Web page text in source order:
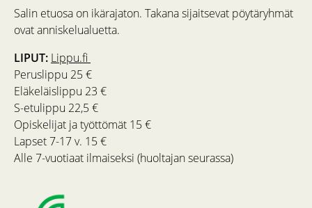
Salin etuosa on ikärajaton. Takana sijaitsevat pöytäryhmät
ovat anniskelualuetta.
LIPUT: Lippu.fi
Peruslippu 25 €
Eläkeläislippu 23 €
S-etulippu 22,5 €
Opiskelijat ja työttömät 15 €
Lapset 7-17 v. 15 €
Alle 7-vuotiaat ilmaiseksi (huoltajan seurassa)